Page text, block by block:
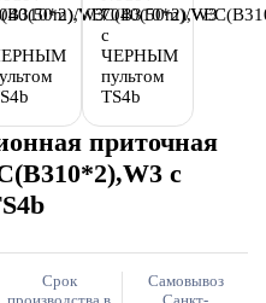
приточная
с
Срок
Самовывоз